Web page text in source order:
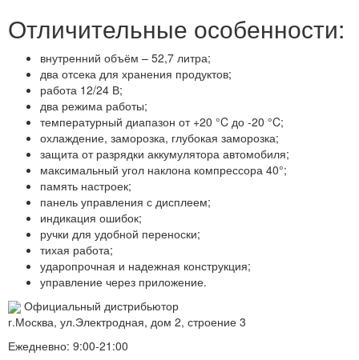
Отличительные особенности:
внутренний объём – 52,7 литра;
два отсека для хранения продуктов;
работа 12/24 В;
два режима работы;
температурный диапазон от +20 °C до -20 °C;
охлаждение, заморозка, глубокая заморозка;
защита от разрядки аккумулятора автомобиля;
максимальный угол наклона компрессора 40°;
память настроек;
панель управления с дисплеем;
индикация ошибок;
ручки для удобной переноски;
тихая работа;
ударопрочная и надежная конструкция;
управление через приложение.
Официальный дистрибьютор
г.Москва, ул.Электродная, дом 2, строение 3
Ежедневно: 9:00-21:00